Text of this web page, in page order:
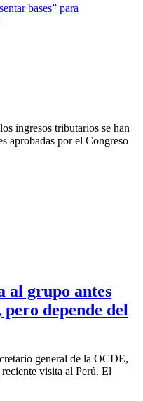
ingresos tributarios se han
aprobadas por el Congreso
al grupo antes
depende del
general de la OCDE,
visita al Perú. El